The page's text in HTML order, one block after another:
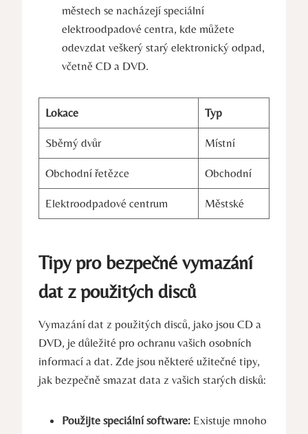
městech se nacházejí speciální
elektroodpadové centra, kde můžete
odevzdat veškerý starý elektronický odpad,
včetně CD a DVD.
Lokace Typ
Sběrný dvůr Místní
Obchodní řetězce Obchodní
Elektroodpadové centrum Městské
Tipy pro bezpečné vymazání
dat z použitých disců
Vymazání dat z použitých disců, jako jsou CD a
DVD, je důležité pro ochranu vašich osobních
informací a dat. Zde jsou některé užitečné tipy,
jak bezpečně smazat data z vašich starých disků:
Použijte speciální software: Existuje mnoho